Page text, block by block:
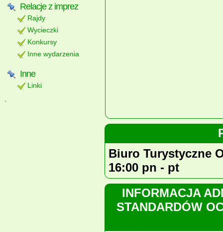
Relacje z imprez
Rajdy
Wycieczki
Konkursy
Inne wydarzenia
Inne
Linki
Biuro Turystyczne
16:00 pn - pt
INFORMACJA
STANDARDÓW